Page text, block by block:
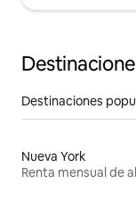
Destinaciones
Nueva York